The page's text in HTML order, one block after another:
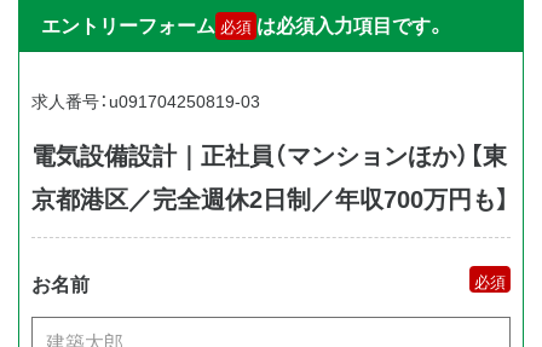
エントリーフォーム 必須 は必須入力項目です。
求人番号：u091704250819-03
電気設備設計｜正社員（マンションほか）【東
京都港区／完全週休2日制／年収700万円も】
お名前